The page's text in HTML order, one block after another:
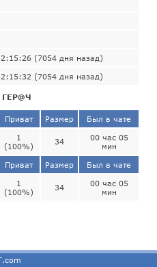
(7054 дня назад)
(7054 дня назад)
Приват Размер Был в чате
1
(100%)
34
00 час 05
мин
Приват Размер Был в чате
1
(100%)
34
00 час 05
мин
.com